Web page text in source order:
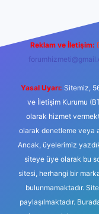
Reklam ve İletişim:
Yasal Uyarı: Sitemiz,
ve İletişim Kurumu
olarak hizmet
olarak denetleme veya
Ancak, üyelerimiz
siteye üye olarak bu
sitesi, herhangi bir
bulunmamaktadır.
paylaşılmaktadır.